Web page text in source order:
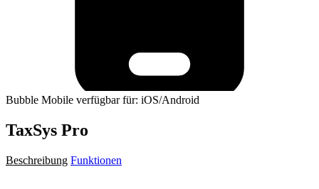
Bubble Mobile verfügbar für: iOS/Android
TaxSys Pro
Beschreibung Funktionen